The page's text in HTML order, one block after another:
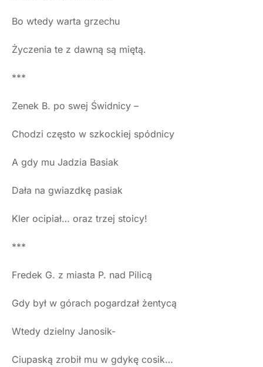
Bo wtedy warta grzechu
Życzenia te z dawną są miętą.
***
Zenek B. po swej Świdnicy –
Chodzi często w szkockiej spódnicy
A gdy mu Jadzia Basiak
Dała na gwiazdkę pasiak
Kler ocipiał… oraz trzej stoicy!
***
Fredek G. z miasta P. nad Pilicą
Gdy był w górach pogardzał żentycą
Wtedy dzielny Janosik-
Ciupaską zrobił mu w gdykę cosik…